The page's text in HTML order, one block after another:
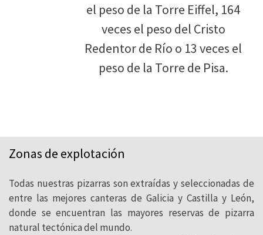
el peso de la Torre Eiffel, 164
veces el peso del Cristo
Redentor de Río o 13 veces el
peso de la Torre de Pisa.
Zonas de explotación
Todas nuestras pizarras son extraídas y seleccionadas de
entre las mejores canteras de Galicia y Castilla y León,
donde se encuentran las mayores reservas de pizarra
natural tectónica del mundo.